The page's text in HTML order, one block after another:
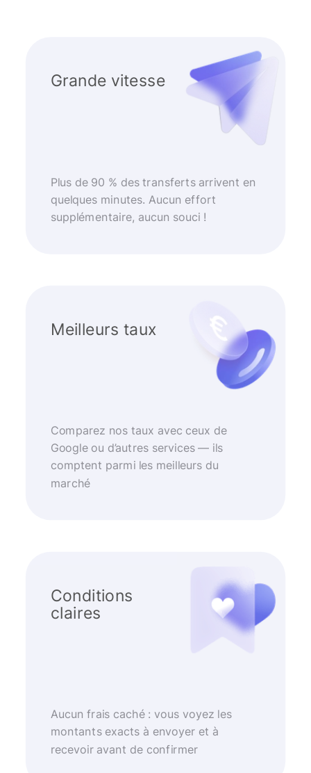
Grande vitesse
Plus de 90 % des transferts arrivent en
quelques minutes. Aucun effort
supplémentaire, aucun souci !
Meilleurs taux
Comparez nos taux avec ceux de
Google ou d’autres services — ils
comptent parmi les meilleurs du
marché
Conditions
claires
Aucun frais caché : vous voyez les
montants exacts à envoyer et à
recevoir avant de confirmer